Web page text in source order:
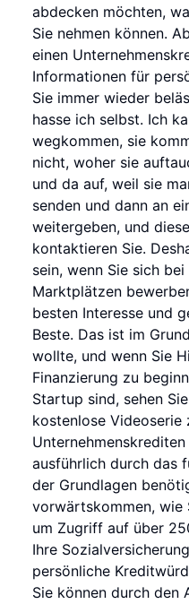
abdecken möchten,
Sie nehmen können.
einen
Informationen für
Sie immer wieder
hasse ich selbst. Ich
wegkommen, sie
nicht, woher sie
und da auf, weil sie
senden und dann an
weitergeben, und
kontaktieren Sie.
sein, wenn Sie sich
Marktplätzen
besten Interesse und
Beste. Das ist im
wollte, und wenn Sie
Finanzierung zu
Startup sind, sehen
kostenlose Videoserie
ausführlich durch das
der Grundlagen
vorwärtskommen, wie
um Zugriff auf über
Ihre
persönliche
Sie können durch den